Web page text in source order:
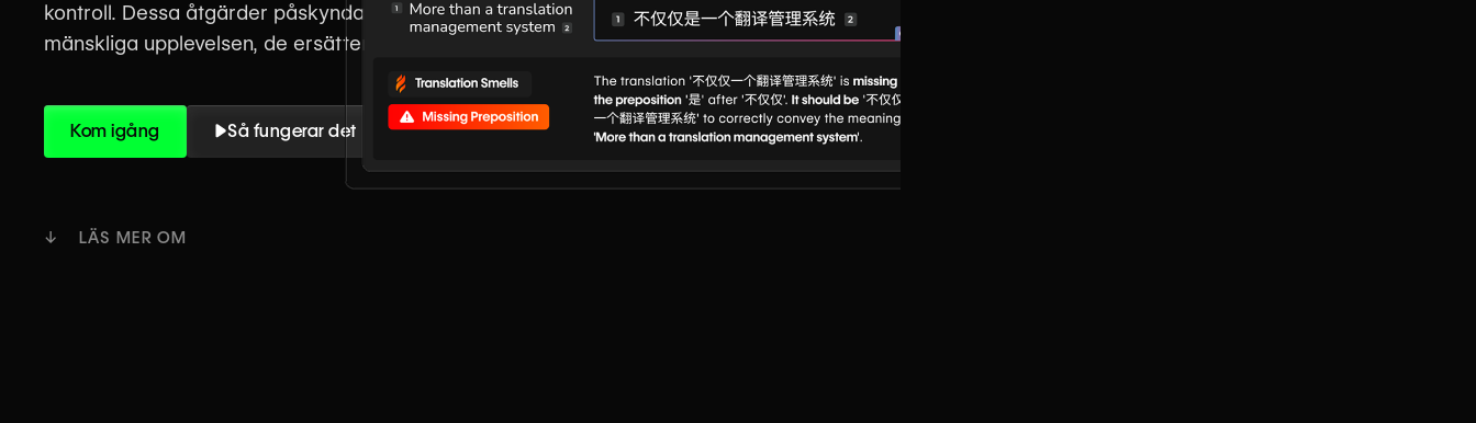
kontroll. Dessa åtgärder påskyndar och förbättrar den
mänskliga upplevelsen, de ersätter den inte.
Kom igång Så fungerar det
↓ LÄS MER OM